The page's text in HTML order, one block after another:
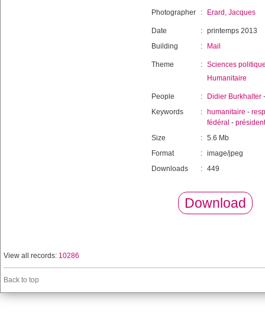
Photographer : Erard, Jacques
Date : printemps 2013
Building
: Mail
Theme : Sciences
Humanitaire
People : Didier Burkhalter
Keywords
: humanitaire -
fédéral - président
Size
: 5.6 Mb
Format
: image/jpeg
Downloads
: 449
Download
View all records: 10286
Back to top